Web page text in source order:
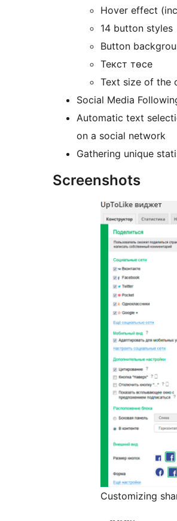
Hover effect
14 button styles
Button
Текст төсе
Text size of the
Social Media
Automatic text
on a social network
Gathering unique
Screenshots
Customizing